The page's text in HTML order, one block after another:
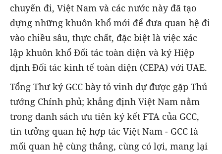
chuyến đi, Việt Nam và các nước này đã tạo
dựng những khuôn khổ mới để đưa quan hệ đi
vào chiều sâu, thực chất, đặc biệt là việc xác
lập khuôn khổ Đối tác toàn diện và ký Hiệp
định Đối tác kinh tế toàn diện (CEPA) với UAE.
Tổng Thư ký GCC bày tỏ vinh dự được gặp Thủ
tướng Chính phủ; khẳng định Việt Nam nằm
trong danh sách ưu tiên ký kết FTA của GCC,
tin tưởng quan hệ hợp tác Việt Nam - GCC là
mối quan hệ cùng thắng, cùng có lợi, mang lại